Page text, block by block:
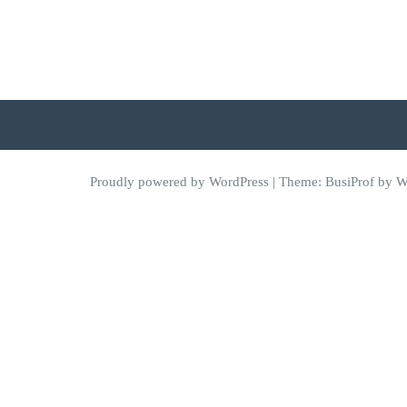
Proudly powered by WordPress | Theme: BusiProf by